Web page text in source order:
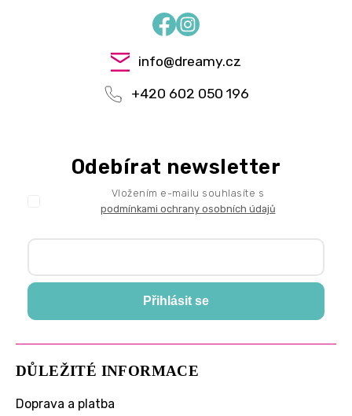
FacebookInstagram
info@dreamy.cz
+420 602 050 196
DŮLEŽITÉ INFORMACE
Doprava a platba
Odebírat newsletter
Vložením e-mailu souhlasíte s
podmínkami ochrany osobních údajů
Přihlásit se